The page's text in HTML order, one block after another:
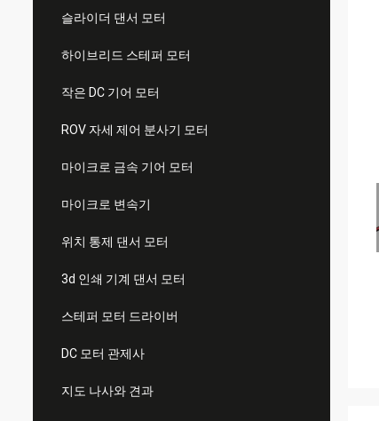
슬라이더 댄서 모터
하이브리드 스테퍼 모터
작은 DC 기어 모터
ROV 자세 제어 분사기 모터
마이크로 금속 기어 모터
마이크로 변속기
위치 통제 댄서 모터
3d 인쇄 기계 댄서 모터
스테퍼 모터 드라이버
DC 모터 관제사
지도 나사와 견과